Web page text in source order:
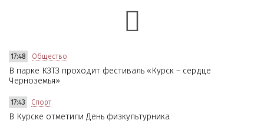
17:48 Общество
В парке КЗТЗ проходит фестиваль «Курск – сердце
Черноземья»
17:43 Спорт
В Курске отметили День физкультурника